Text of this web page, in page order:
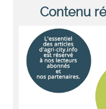
Contenu